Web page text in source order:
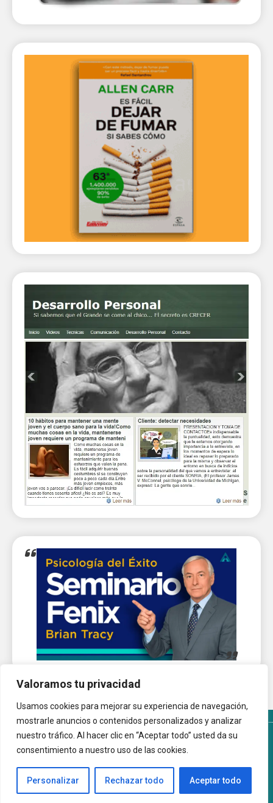
Valoramos tu privacidad
Usamos cookies para mejorar su experiencia de navegación,
mostrarle anuncios o contenidos personalizados y analizar
nuestro tráfico. Al hacer clic en “Aceptar todo” usted da su
consentimiento a nuestro uso de las cookies.
Personalizar Rechazar todo Aceptar todo
Política de Cookies